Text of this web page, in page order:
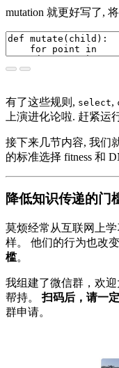
mutation 就更好写了,
有了这些规则, select,
上演进化论啦. 赶紧运
接下来几节内容, 我们
的标准选择 fitness 和
降低知识传递的门
莫烦经常从互联网上
样。 他们的行为也改
槛。
我组建了微信群，欢
帮持。扫码后，请一
群申请。